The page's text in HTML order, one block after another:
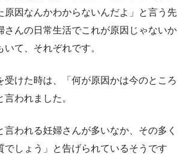
原因なんかわからないんだよ」と言う先
さんの日常生活でこれが原因じゃないか
て、それぞれです。
受けた時は、「何が原因かは今のところ
われました。
言われる妊婦さんが多いなか、その多く
でしょう」と告げられているそうです